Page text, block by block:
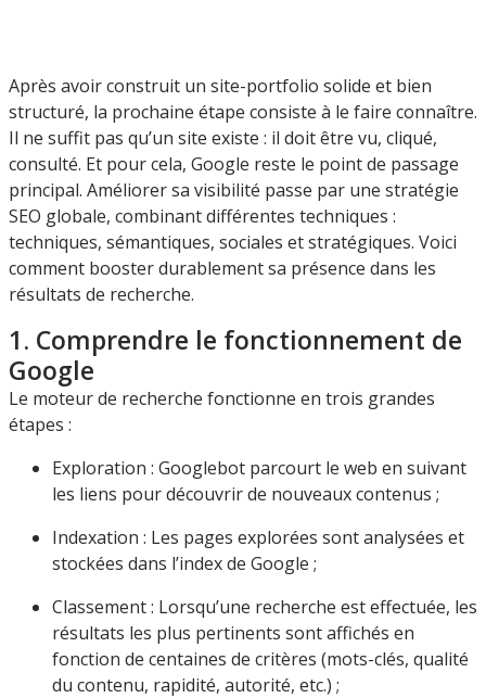
Après avoir construit un site-portfolio solide et bien
structuré, la prochaine étape consiste à le faire connaître.
Il ne suffit pas qu’un site existe : il doit être vu, cliqué,
consulté. Et pour cela, Google reste le point de passage
principal. Améliorer sa visibilité passe par une stratégie
SEO globale, combinant différentes techniques :
techniques, sémantiques, sociales et stratégiques. Voici
comment booster durablement sa présence dans les
résultats de recherche.
1. Comprendre le fonctionnement de
Google
Le moteur de recherche fonctionne en trois grandes
étapes :
Exploration : Googlebot parcourt le web en suivant
les liens pour découvrir de nouveaux contenus ;
Indexation : Les pages explorées sont analysées et
stockées dans l’index de Google ;
Classement : Lorsqu’une recherche est effectuée, les
résultats les plus pertinents sont affichés en
fonction de centaines de critères (mots-clés, qualité
du contenu, rapidité, autorité, etc.) ;